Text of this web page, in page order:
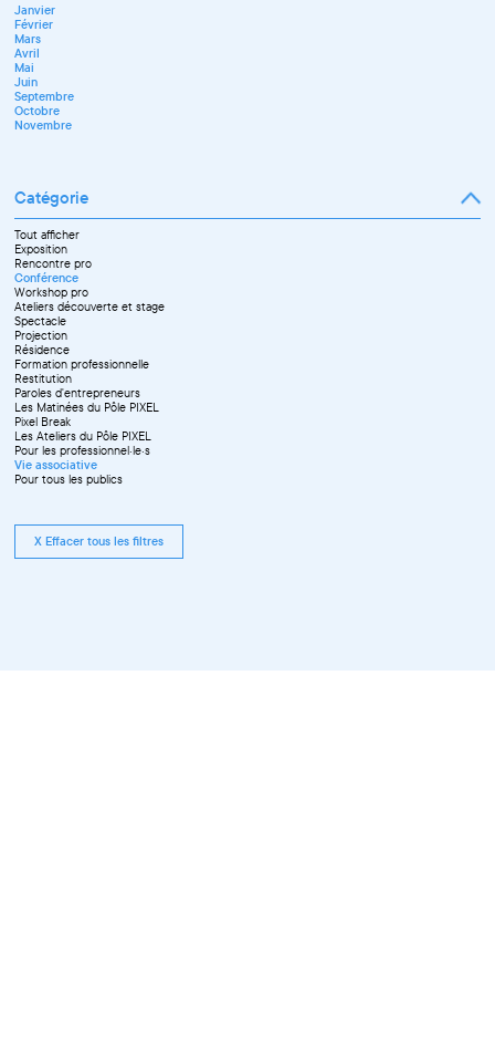
Janvier
Février
Mars
Avril
Mai
Juin
Septembre
Octobre
Novembre
Catégorie
Tout afficher
Exposition
Rencontre pro
Conférence
Workshop pro
Ateliers découverte et stage
Spectacle
Projection
Résidence
Formation professionnelle
Restitution
Paroles d'entrepreneurs
Les Matinées du Pôle PIXEL
Pixel Break
Les Ateliers du Pôle PIXEL
Pour les professionnel·le·s
Vie associative
Pour tous les publics
X Effacer tous les filtres